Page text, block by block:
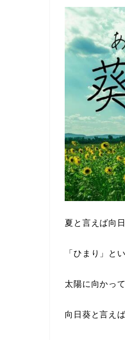
夏と言えば向
「ひまり」と
太陽に向かっ
向日葵と言え